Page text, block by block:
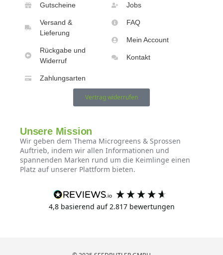
Gutscheine
Versand &
Lieferung
Rückgabe und
Widerruf
Zahlungsarten
Jobs
FAQ
Mein Account
Kontakt
Vertrag widerrufen
Unsere Mission
Wir geben dem Thema Microgreens & Sprossen
Auftrieb, indem wir allen Informationen und
spannenden Marken rund um die Keimlinge einen
Platz auf unserer Plattform bieten.
4,8 basierend auf 2.817bewertungen